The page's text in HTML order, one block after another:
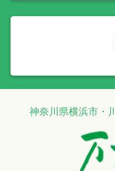
神奈川県横浜市・